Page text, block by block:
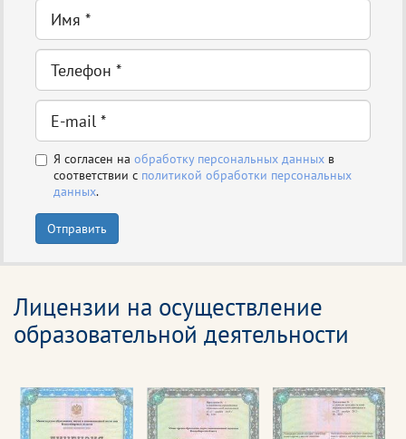
Я согласен на обработку персональных данных в
соответствии с политикой обработки персональных
данных.
Отправить
Лицензии на осуществление
образовательной деятельности